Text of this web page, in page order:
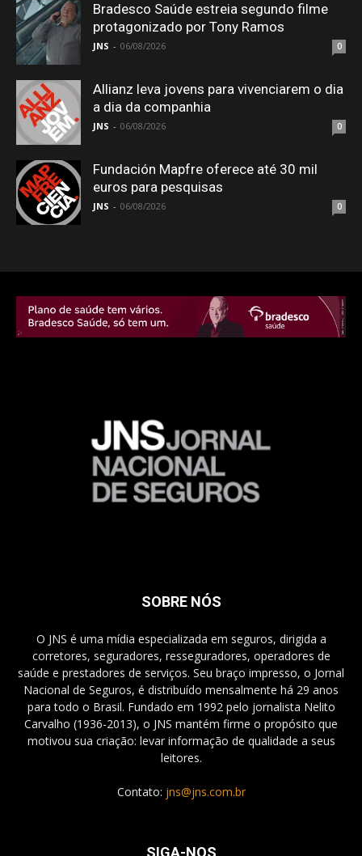
Bradesco Saúde estreia segundo filme
protagonizado por Tony Ramos
JNS - 06/08/2026 0
Allianz leva jovens para vivenciarem o dia
a dia da companhia
JNS - 06/08/2026 0
Fundación Mapfre oferece até 30 mil
euros para pesquisas
JNS - 06/08/2026 0
SOBRE NÓS
O JNS é uma mídia especializada em seguros, dirigida a
corretores, seguradores, resseguradores, operadores de
saúde e prestadores de serviços. Seu braço impresso, o Jornal
Nacional de Seguros, é distribuído mensalmente há 29 anos
para todo o Brasil. Fundado em 1992 pelo jornalista Nelito
Carvalho (1936-2013), o JNS mantém firme o propósito que
motivou sua criação: levar informação de qualidade a seus
leitores.
Contato: jns@jns.com.br
SIGA-NOS